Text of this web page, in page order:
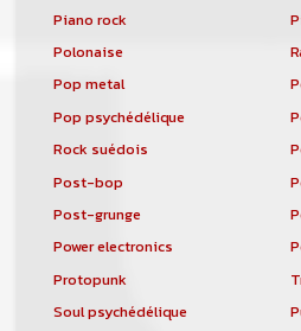
Piano rock
Polonaise
Pop metal
Pop psychédélique
Rock suédois
Post-bop
Post-grunge
Power electronics
Protopunk
Soul psychédélique